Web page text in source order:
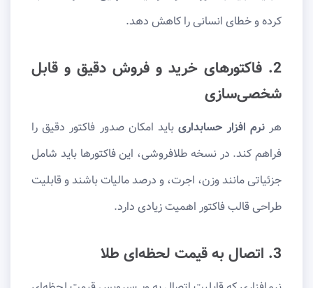
کرده و خطای انسانی را کاهش دهد.
2. فاکتورهای خرید و فروش دقیق و قابل
شخصی‌سازی
هرنرم افزار حسابداریباید امکان صدور فاکتور دقیق را
فراهم کند. در نسخه طلافروشی، این فاکتورها باید شامل
جزئیاتی مانند وزن، اجرت، و درصد مالیات باشند و قابلیت
طراحی قالب فاکتور اهمیت زیادی دارد.
3. اتصال به قیمت لحظه‌ای طلا